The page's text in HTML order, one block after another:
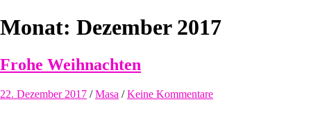
Monat: Dezember 2017
Frohe Weihnachten
22. Dezember 2017 /Masa /Keine Kommentare